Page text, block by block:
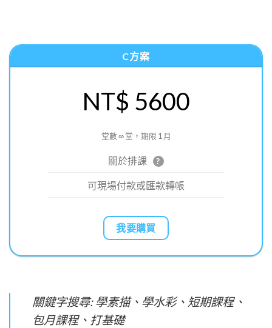
C方案
NT$ 5600
堂數 ∞ 堂，期限 1 月
關於排課 ?
可現場付款或匯款轉帳
我要購買
關鍵字搜尋: 學素描、學水彩、短期課程、
包月課程、打基礎